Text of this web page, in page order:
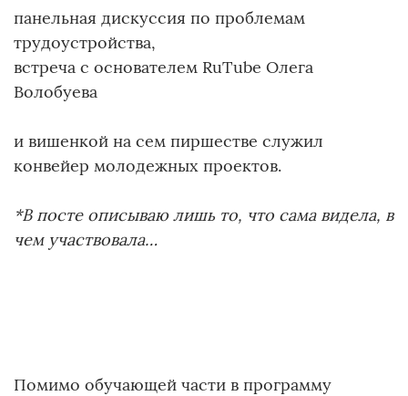
панельная дискуссия по проблемам
трудоустройства,
встреча с основателем RuTube Олега
Волобуева
и вишенкой на сем пиршестве служил
конвейер молодежных проектов.
*В посте описываю лишь то, что сама видела, в
чем участвовала…
Помимо обучающей части в программу